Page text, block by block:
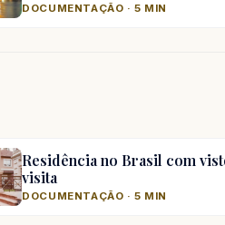
DOCUMENTAÇÃO · 5 MIN
Residência no Brasil com
visita
DOCUMENTAÇÃO · 5 MIN